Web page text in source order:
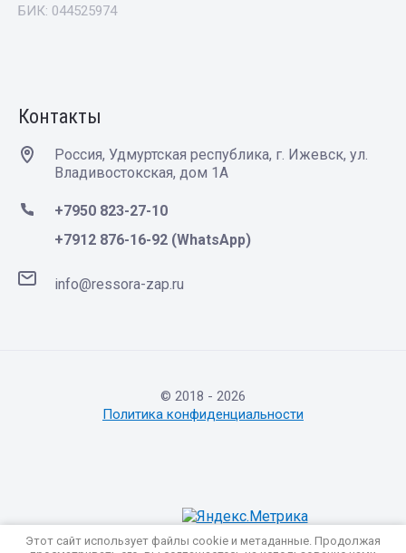
БИК: 044525974
Контакты
Россия, Удмуртская республика, г. Ижевск, ул.
Владивостокская, дом 1А
+7950 823-27-10
+7912 876-16-92 (WhatsApp)
info@ressora-zap.ru
© 2018 - 2026
Политика конфиденциальности
Этот сайт использует файлы cookie и метаданные. Продолжая